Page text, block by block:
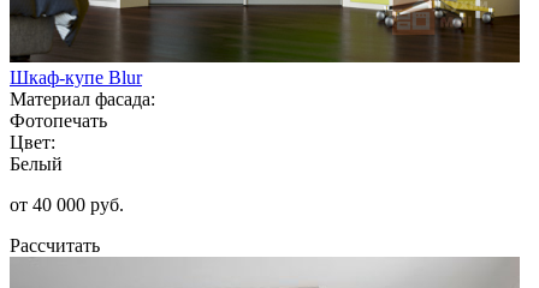
Шкаф-купе Blur
Материал фасада:
Фотопечать
Цвет:
Белый
от 40 000 руб.
Рассчитать